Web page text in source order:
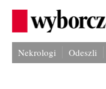
Nekrologi Odeszli